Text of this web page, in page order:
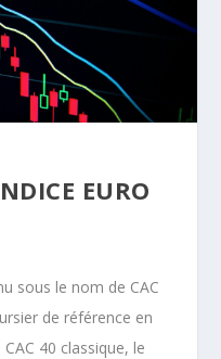
EURO
sous le nom de CAC
de référence en
40 classique, le